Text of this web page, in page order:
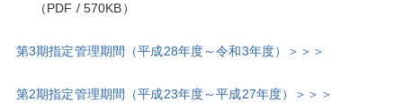
（PDF / 570KB）
第3期指定管理期間（平成28年度～令和3年度）＞＞＞
第2期指定管理期間（平成23年度～平成27年度）＞＞＞